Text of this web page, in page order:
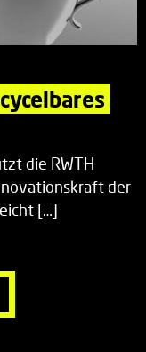
die RWTH
der
[…]